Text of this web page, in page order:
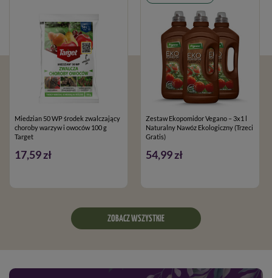
Miedzian 50 WP środek zwalczający
choroby warzyw i owoców 100 g
Target
17,59 zł
Zestaw Ekopomidor Vegano – 3x1 l
Naturalny Nawóz Ekologiczny (Trzeci
Gratis)
54,99 zł
ZOBACZ WSZYSTKIE